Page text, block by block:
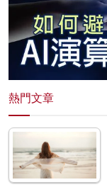
熱門文章